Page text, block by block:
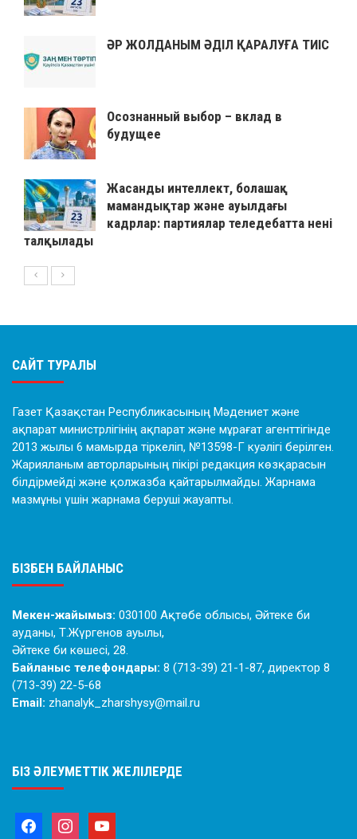
ӘР ЖОЛДАНЫМ ӘДІЛ ҚАРАЛУҒА ТИІС
Осознанный выбор – вклад в
будущее
Жасанды интеллект, болашақ
мамандықтар және ауылдағы
кадрлар: партиялар теледебатта нені
талқылады
САЙТ ТУРАЛЫ
Газет Қазақстан Республикасының Мәдениет және
ақпарат министрлігінің ақпарат және мұрағат агенттігінде
2013 жылы 6 мамырда тіркеліп, №13598-Г куәлігі берілген.
Жарияланым авторларының пікірі редакция көзқарасын
білдірмейді және қолжазба қайтарылмайды. Жарнама
мазмұны үшін жарнама беруші жауапты.
БІЗБЕН БАЙЛАНЫС
Мекен-жайымыз: 030100 Ақтөбе облысы, Әйтеке би
ауданы, Т.Жүргенов ауылы,
Әйтеке би көшесі, 28.
Байланыс телефондары: 8 (713-39) 21-1-87, директор 8
(713-39) 22-5-68
Email: zhanalyk_zharshysy@mail.ru
БІЗ ӘЛЕУМЕТТІК ЖЕЛІЛЕРДЕ